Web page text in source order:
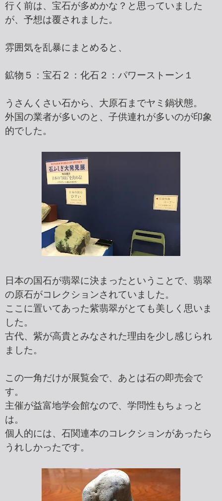
行く前は、宝石が多めかな？と思っていました
が、予想は覆されました。
雰囲気を乱暴にまとめると、
鉱物５：宝石２：化石２：パワーストーン１
うさんくさい石から、大原石までヤミ鍋状態。
外国の業者が多いのと、子供連れが多いのが印象
的でした。
日本の国石が翡翠に決まったということで、翡翠
の原石がコレクションされていました。
ここに置いてあった紫翡翠がとても美しく思いま
した。
古代、紫が高貴とみなされた理由を少し感じられ
ました。
この一角だけが展覧会で、あとは石の即売会で
す。
主催が益富地学会館なので、学問性もちょっと
は。
個人的には、石関連本のコレクションがあったら
うれしかったです。